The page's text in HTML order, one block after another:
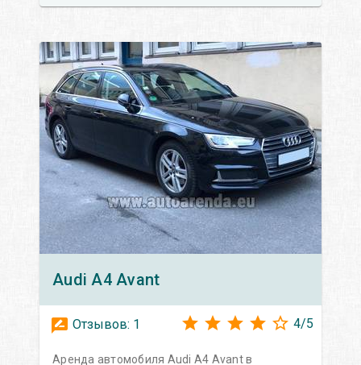
Audi A4 Avant
Отзывов: 1 4/5
Аренда автомобиля Audi A4 Avant в